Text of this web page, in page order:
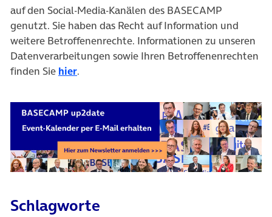
auf den Social-Media-Kanälen des BASECAMP
genutzt. Sie haben das Recht auf Information und
weitere Betroffenenrechte. Informationen zu unseren
Datenverarbeitungen sowie Ihren Betroffenenrechten
finden Sie hier.
Schlagworte